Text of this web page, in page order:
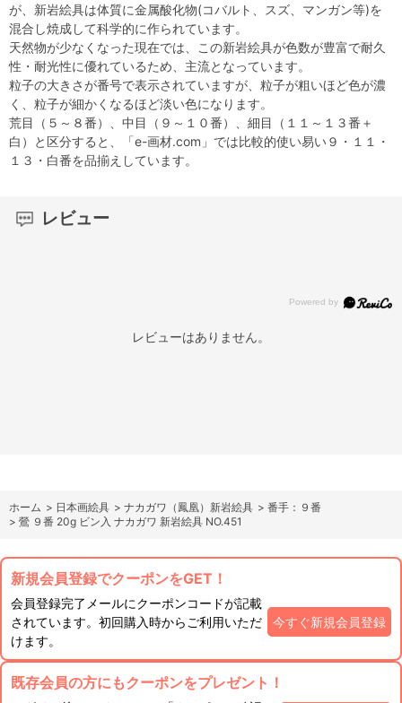
が、新岩絵具は体質に金属酸化物(コバルト、スズ、マンガン等)を
混合し焼成して科学的に作られています。
天然物が少なくなった現在では、この新岩絵具が色数が豊富で耐久
性・耐光性に優れているため、主流となっています。
粒子の大きさが番号で表示されていますが、粒子が粗いほど色が濃
く、粒子が細かくなるほど淡い色になります。
荒目（５～８番）、中目（９～１０番）、細目（１１～１３番＋
白）と区分すると、「e-画材.com」では比較的使い易い９・１１・
１３・白番を品揃えしています。
レビュー
レビューはありません。
ホーム > 日本画絵具 > ナカガワ（鳳凰）新岩絵具 > 番手：９番
> 鶯 ９番 20g ビン入 ナカガワ 新岩絵具 NO.451
新規会員登録でクーポンをGET！
会員登録完了メールにクーポンコードが記載
されています。初回購入時からご利用いただ
けます。
今すぐ新規会員登録
既存会員の方にもクーポンをプレゼント！